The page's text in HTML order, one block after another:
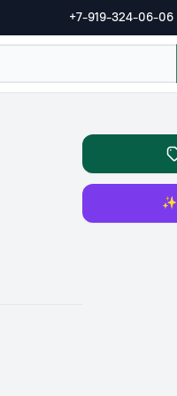
+7-919-324-06-06
✨